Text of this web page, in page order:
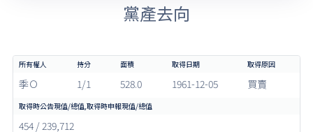
黨產去向
季Ｏ 1/1 528.0 1961-12-05 買賣
454 / 239,712